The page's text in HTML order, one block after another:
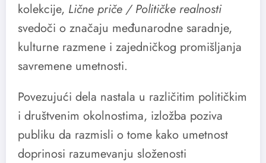
kolekcije, Lične priče / Političke realnosti
svedoči o značaju međunarodne saradnje,
kulturne razmene i zajedničkog promišljanja
savremene umetnosti.
Povezujući dela nastala u različitim političkim
i društvenim okolnostima, izložba poziva
publiku da razmisli o tome kako umetnost
doprinosi razumevanju složenosti